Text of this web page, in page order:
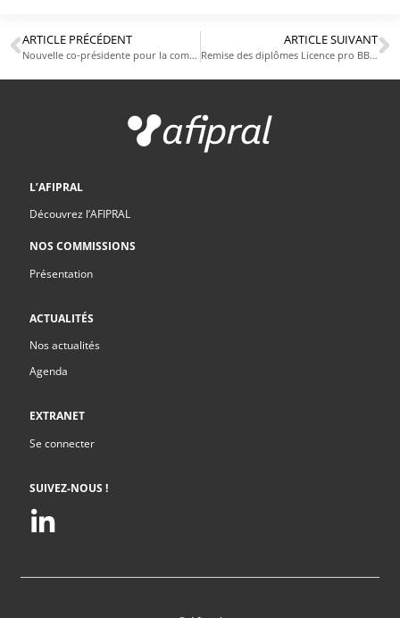
ARTICLE PRÉCÉDENT
Nouvelle co-présidente pour la commission Affaires Réglementaires
ARTICLE SUIVANT
Remise des diplômes Licence pro BBMC
L’AFIPRAL
Découvrez l’AFIPRAL
NOS COMMISSIONS
Présentation
ACTUALITÉS
Nos actualités
Agenda
EXTRANET
Se connecter
SUIVEZ-NOUS !